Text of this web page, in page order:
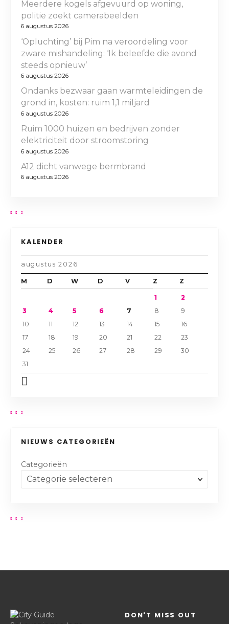
Meerdere kogels afgevuurd op woning,
politie zoekt camerabeelden
6 augustus 2026
‘Opluchting’ bij Pim na veroordeling voor
zware mishandeling: ‘Ik beleefde die avond
steeds opnieuw’
6 augustus 2026
Ondanks bezwaar gaan warmteleidingen de
grond in, kosten: ruim 1,1 miljard
6 augustus 2026
Ruim 1000 huizen en bedrijven zonder
elektriciteit door stroomstoring
6 augustus 2026
A12 dicht vanwege bermbrand
6 augustus 2026
KALENDER
augustus 2026
M D W D V Z Z
1
2
3
4 5 6 7 8
9
10
11 12 13 14 15
16
17
18 19 20 21 22
23
24
25 26 27 28 29
30
31
NIEUWS CATEGORIEËN
Categorieën
DON'T MISS OUT